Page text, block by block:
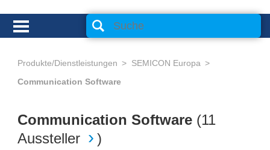
Produkte/Dienstleistungen
SEMICON Europa
Communication Software
Communication Software (11
Aussteller
)